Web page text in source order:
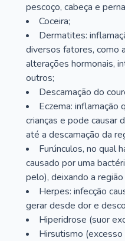
pescoço, cabeça e
Coceira;
Dermatites:
diversos fatores, como
alterações hormonais,
outros;
Descamação do
Eczema: inflamação
crianças e pode causar
até a descamação da
Furúnculos, no qual
causado por uma
pelo), deixando a
Herpes: infecção
gerar desde dor e
Hiperidrose (suor
Hirsutismo